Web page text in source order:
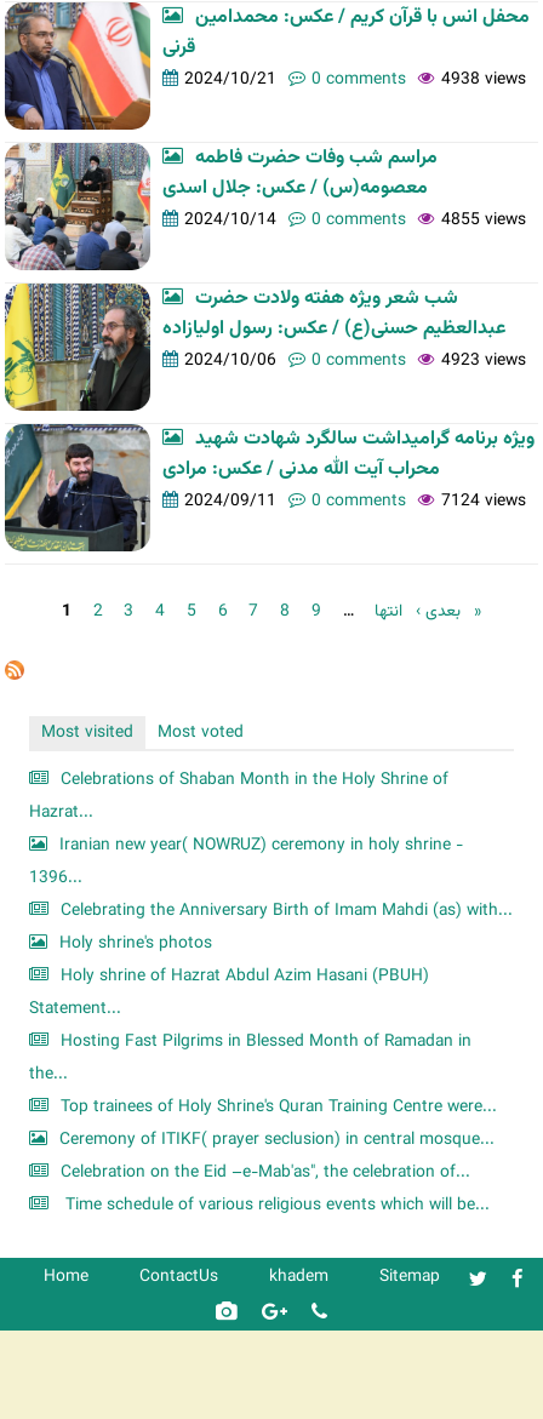
محفل انس با قرآن کریم / عکس: محمدامین
قرنی
2024/10/21 0 comments 4938 views
مراسم شب وفات حضرت فاطمه
معصومه(س) / عکس: جلال اسدی
2024/10/14 0 comments 4855 views
شب شعر ویژه هفته ولادت حضرت
عبدالعظیم حسنی(ع) / عکس: رسول اولیازاده
2024/10/06 0 comments 4923 views
ویژه برنامه گرامیداشت سالگرد شهادت شهید
محراب آیت الله مدنی / عکس: مرادی
2024/09/11 0 comments 7124 views
1 2 3 4 5 6 7 8 9 … بعدی › انتها »
Most visited
Most voted
Celebrations of Shaban Month in the Holy Shrine of
Hazrat...
Iranian new year( NOWRUZ) ceremony in holy shrine -
1396...
Celebrating the Anniversary Birth of Imam Mahdi (as) with...
Holy shrine's photos
Holy shrine of Hazrat Abdul Azim Hasani (PBUH)
Statement...
Hosting Fast Pilgrims in Blessed Month of Ramadan in
the...
Top trainees of Holy Shrine's Quran Training Centre were...
Ceremony of ITIKF( prayer seclusion) in central mosque...
Celebration on the Eid –e-Mab'as", the celebration of...
Time schedule of various religious events which will be...
Home ContactUs khadem Sitemap